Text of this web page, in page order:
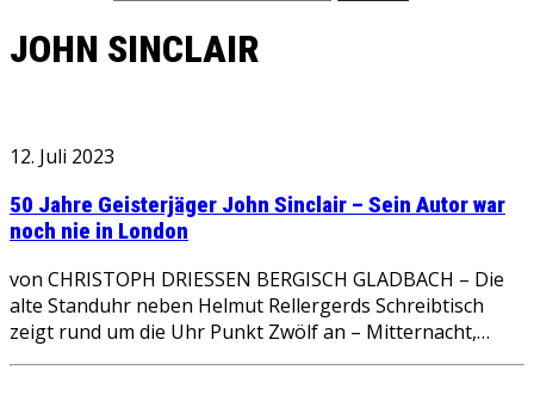
JOHN SINCLAIR
12. Juli 2023
50 Jahre Geisterjäger John Sinclair – Sein Autor war
noch nie in London
von CHRISTOPH DRIESSEN BERGISCH GLADBACH – Die
alte Standuhr neben Helmut Rellergerds Schreibtisch
zeigt rund um die Uhr Punkt Zwölf an – Mitternacht,…